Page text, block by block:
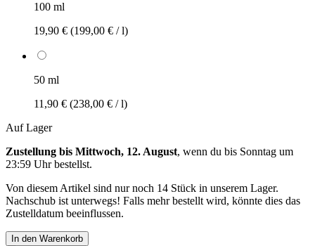
100 ml
19,90 € (199,00 € / l)
50 ml
11,90 € (238,00 € / l)
Auf Lager
Zustellung bis Mittwoch, 12. August, wenn du bis Sonntag um
23:59 Uhrbestellst.
Von diesem Artikel sind nur noch 14 Stück in unserem Lager.
Nachschub ist unterwegs! Falls mehr bestellt wird, könnte dies das
Zustelldatum beeinflussen.
In den Warenkorb